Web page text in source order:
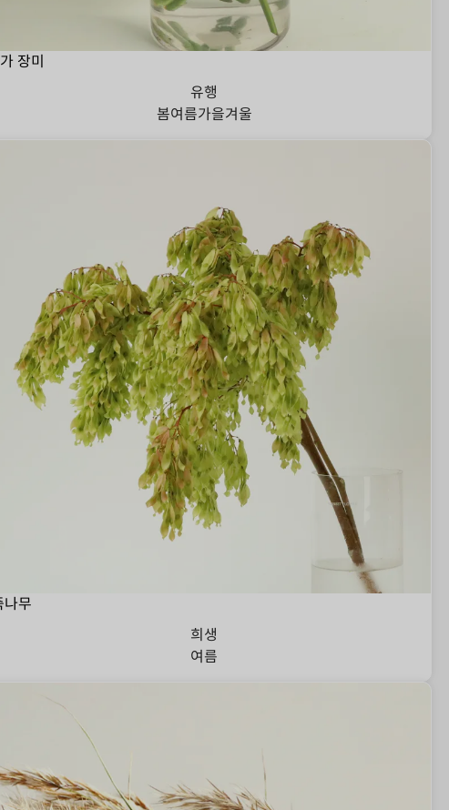
장미
유행
봄여름가을겨울
나무
희생
여름